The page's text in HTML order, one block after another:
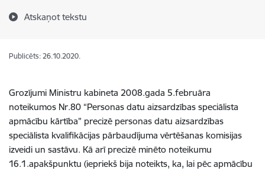
Atskaņot tekstu
Publicēts: 26.10.2020.
Grozījumi Ministru kabineta 2008.gada 5.februāra
noteikumos Nr.80 “Personas datu aizsardzības speciālista
apmācību kārtība” precizē personas datu aizsardzības
speciālista kvalifikācijas pārbaudījuma vērtēšanas komisijas
izveidi un sastāvu. Kā arī precizē minēto noteikumu
16.1.apakšpunktu (iepriekš bija noteikts, ka, lai pēc apmācību